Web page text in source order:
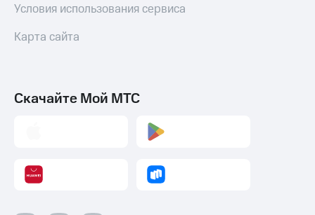
Условия использования сервиса
Карта сайта
Скачайте Мой МТС